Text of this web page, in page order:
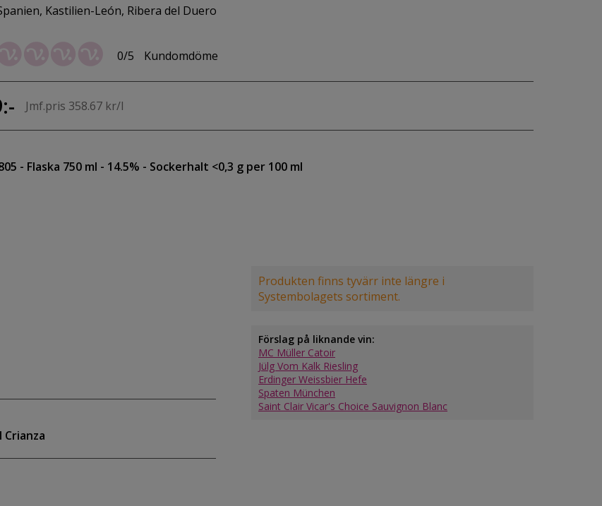
Kastilien-León, Ribera del Duero
0/5 Kundomdöme
Jmf.pris 358.67 kr/l
- Flaska 750 ml - 14.5% - Sockerhalt <0,3 g per 100 ml
Produkten finns tyvärr inte längre i
Systembolagets sortiment.
Förslag på liknande vin:
MC Müller Catoir
Jülg Vom Kalk Riesling
Erdinger Weissbier Hefe
Spaten München
Saint Clair Vicar's Choice Sauvignon Blanc